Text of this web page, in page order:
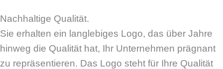
Nachhaltige Qualität.
Sie erhalten ein langlebiges Logo, das über Jahre
hinweg die Qualität hat, Ihr Unternehmen prägnant
zu repräsentieren. Das Logo steht für Ihre Qualität